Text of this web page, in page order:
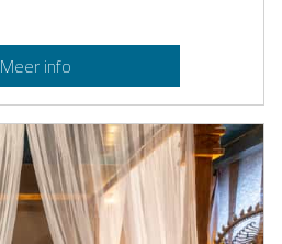
Meer info